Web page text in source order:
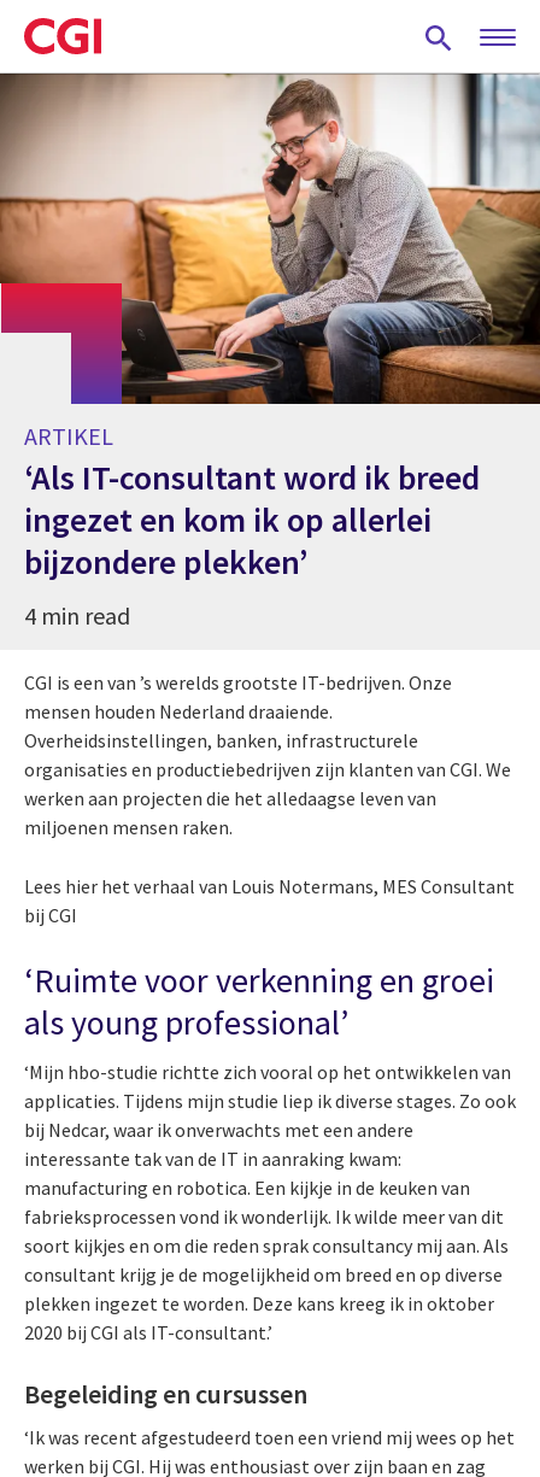
Skip
to
main
content
ARTIKEL
‘Als IT-consultant word ik breed
ingezet en kom ik op allerlei
bijzondere plekken’
4 min read
CGI is een van ’s werelds grootste IT-bedrijven. Onze
mensen houden Nederland draaiende.
Overheidsinstellingen, banken, infrastructurele
organisaties en productiebedrijven zijn klanten van CGI. We
werken aan projecten die het alledaagse leven van
miljoenen mensen raken.
Lees hier het verhaal van Louis Notermans, MES Consultant
bij CGI
‘Ruimte voor verkenning en groei
als young professional’
‘Mijn hbo-studie richtte zich vooral op het ontwikkelen van
applicaties. Tijdens mijn studie liep ik diverse stages. Zo ook
bij Nedcar, waar ik onverwachts met een andere
interessante tak van de IT in aanraking kwam:
manufacturing en robotica. Een kijkje in de keuken van
fabrieksprocessen vond ik wonderlijk. Ik wilde meer van dit
soort kijkjes en om die reden sprak consultancy mij aan. Als
consultant krijg je de mogelijkheid om breed en op diverse
plekken ingezet te worden. Deze kans kreeg ik in oktober
2020 bij CGI als IT-consultant.’
Begeleiding en cursussen
‘Ik was recent afgestudeerd toen een vriend mij wees op het
werken bij CGI. Hij was enthousiast over zijn baan en zag